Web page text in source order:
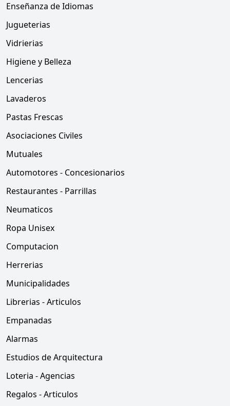
Enseñanza de Idiomas
Jugueterias
Vidrierias
Higiene y Belleza
Lencerias
Lavaderos
Pastas Frescas
Asociaciones Civiles
Mutuales
Automotores - Concesionarios
Restaurantes - Parrillas
Neumaticos
Ropa Unisex
Computacion
Herrerias
Municipalidades
Librerias - Articulos
Empanadas
Alarmas
Estudios de Arquitectura
Loteria - Agencias
Regalos - Articulos